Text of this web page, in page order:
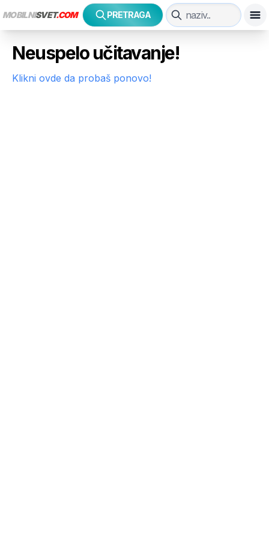
MOBILNISVET.COM PRETRAGA
Neuspelo učitavanje!
Klikni ovde da probaš ponovo!